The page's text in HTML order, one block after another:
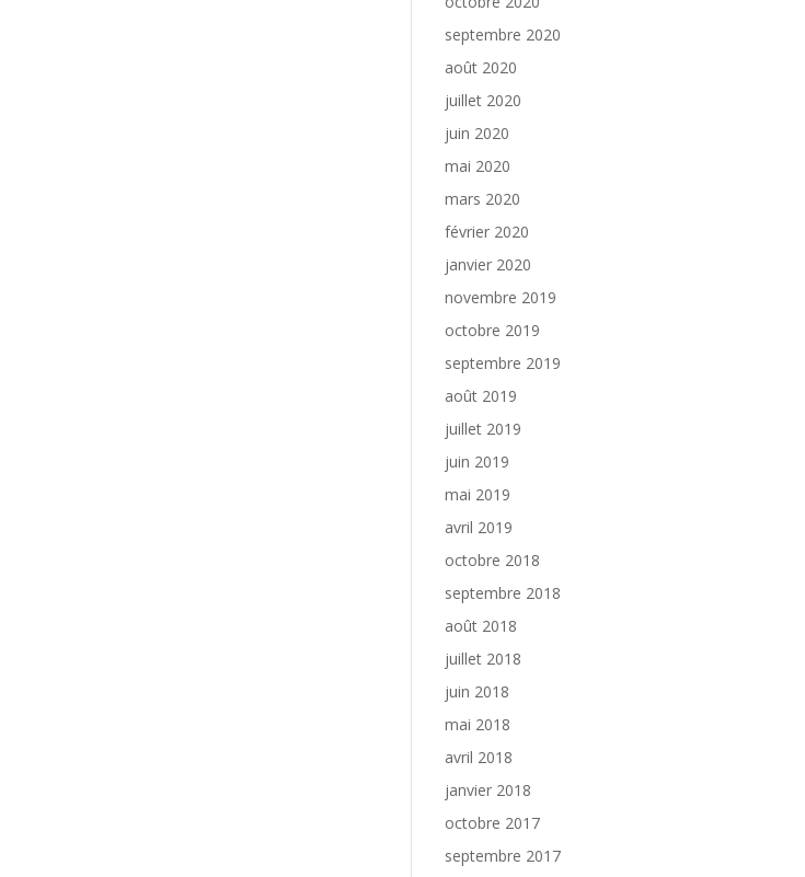
septembre 2020
août 2020
juillet 2020
juin 2020
mai 2020
mars 2020
février 2020
janvier 2020
novembre 2019
octobre 2019
septembre 2019
août 2019
juillet 2019
juin 2019
mai 2019
avril 2019
octobre 2018
septembre 2018
août 2018
juillet 2018
juin 2018
mai 2018
avril 2018
janvier 2018
octobre 2017
septembre 2017